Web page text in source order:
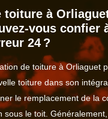
toiture à
vous confier
24 ?
de toiture à Orliaguet
toiture dans son
le remplacement de la
sous le toit.